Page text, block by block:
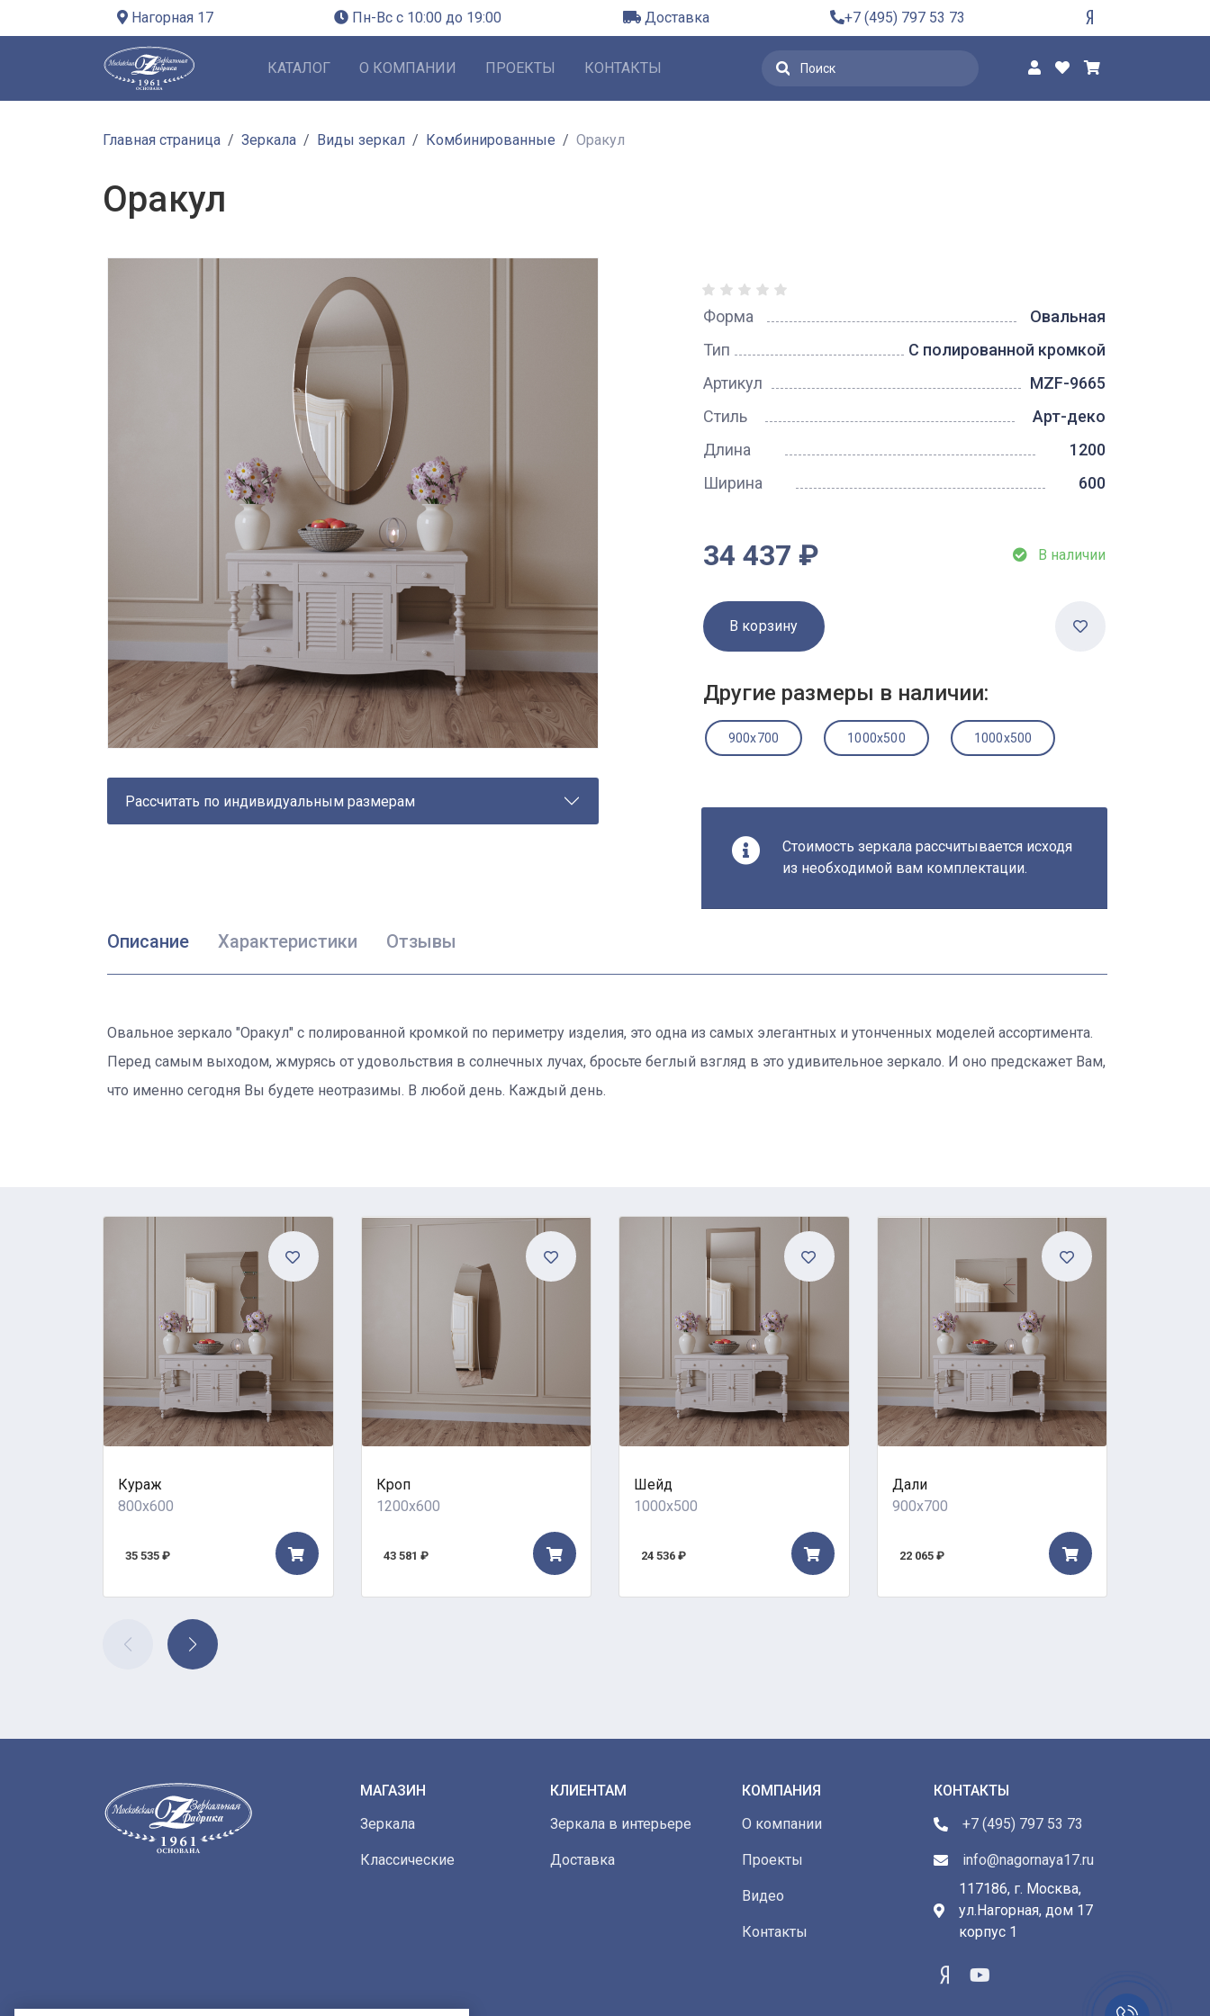
Нагорная 17 Пн-Вс с 10:00 до 19:00 Доставка +7 (495) 797 53 73
КАТАЛОГ О КОМПАНИИ ПРОЕКТЫ КОНТАКТЫ
Главная страница Зеркала Виды зеркал Комбинированные Оракул
Оракул
Рассчитать по индивидуальным размерам
Форма
Овальная
Тип
С полированной кромкой
Артикул
MZF-9665
Стиль
Арт-деко
Длина
1200
Ширина
600
34 437 ₽ В наличии
В корзину
Другие размеры в наличии:
900x700 1000x500 1000x500
Стоимость зеркала рассчитывается исходя
из необходимой вам комплектации.
Описание Характеристики Отзывы
Овальное зеркало "Оракул" с полированной кромкой по периметру изделия, это одна из самых элегантных и утонченных моделей ассортимента.
Перед самым выходом, жмурясь от удовольствия в солнечных лучах, бросьте беглый взгляд в это удивительное зеркало. И оно предскажет Вам,
что именно сегодня Вы будете неотразимы. В любой день. Каждый день.
Кураж
800x600
35 535 ₽
Кроп
1200x600
43 581 ₽
Шейд
1000x500
24 536 ₽
Дали
900x700
22 065 ₽
МАГАЗИН
Зеркала
Классические
КЛИЕНТАМ
Зеркала в интерьере
Доставка
КОМПАНИЯ
О компании
Проекты
Видео
Контакты
КОНТАКТЫ
+7 (495) 797 53 73
info@nagornaya17.ru
117186, г. Москва,
ул.Нагорная, дом 17
корпус 1
Заказать